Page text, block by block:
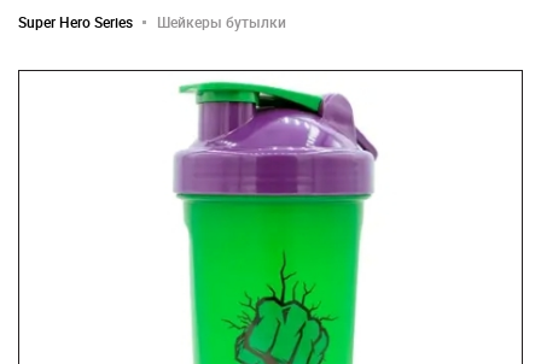
Super Hero Series Шейкеры бутылки